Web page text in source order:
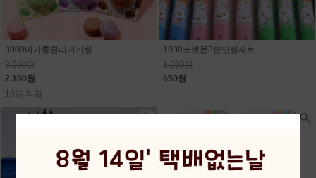
3000마카롱클리커키링
3,000원
2,100원
10원 적립
1000포켓몬3본연필세트
1,000원
650원